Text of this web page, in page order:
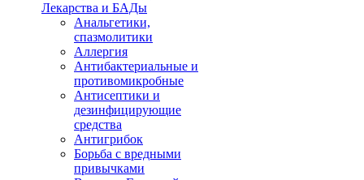
Лекарства и БАДы
Анальгетики,
спазмолитики
Аллергия
Антибактериальные и
противомикробные
Антисептики и
дезинфицирующие
средства
Антигрибок
Борьба с вредными
привычками